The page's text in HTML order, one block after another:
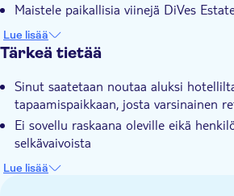
Maistele paikallisia viinejä DiVes
Asiantunteva paikallisopas, jolla on
Bulgariasta
Lue lisää
Tärkeä tietää
Sinut saatetaan noutaa aluksi
tapaamispaikkaan, josta varsinainen
Ei sovellu raskaana oleville eikä
selkävaivoista
Ei sovellu liikuntarajoitteisille
Lue lisää